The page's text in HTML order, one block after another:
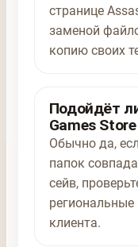
странице
заменой
копию своих
Подойдёт
Games Store
Обычно да,
папок
сейв,
клиента.